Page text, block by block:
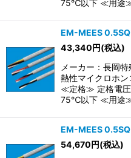
75℃以下 ≪用途≫
EM-MEES
43,340円(税込)
メーカー：長岡
熱性マイクロホ
≪定格≫ 定格電圧
75℃以下 ≪用途≫
EM-MEES
54,670円(税込)